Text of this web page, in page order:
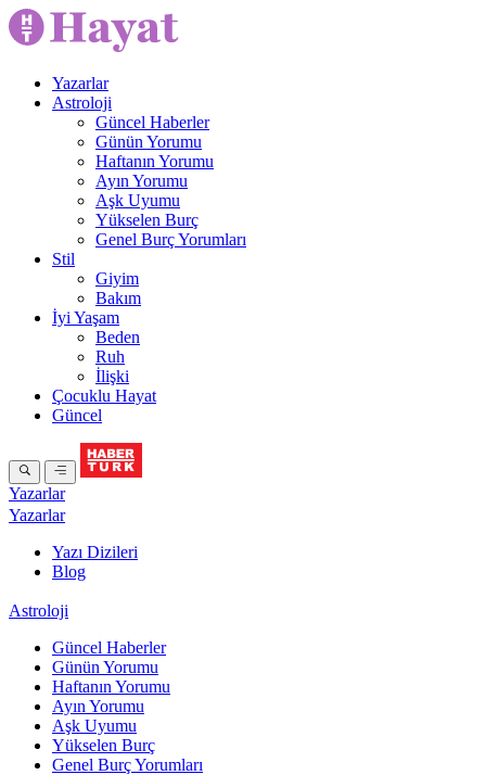
Yazarlar
Astroloji
Güncel Haberler
Günün Yorumu
Haftanın Yorumu
Ayın Yorumu
Aşk Uyumu
Yükselen Burç
Genel Burç Yorumları
Stil
Giyim
Bakım
İyi Yaşam
Beden
Ruh
İlişki
Çocuklu Hayat
Güncel
Yazarlar
Yazarlar
Yazı Dizileri
Blog
Astroloji
Güncel Haberler
Günün Yorumu
Haftanın Yorumu
Ayın Yorumu
Aşk Uyumu
Yükselen Burç
Genel Burç Yorumları